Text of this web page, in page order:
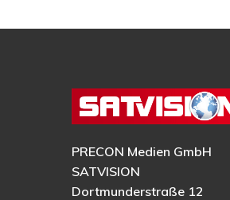
PRECON Medien GmbH
SATVISION
Dortmunderstraße 12